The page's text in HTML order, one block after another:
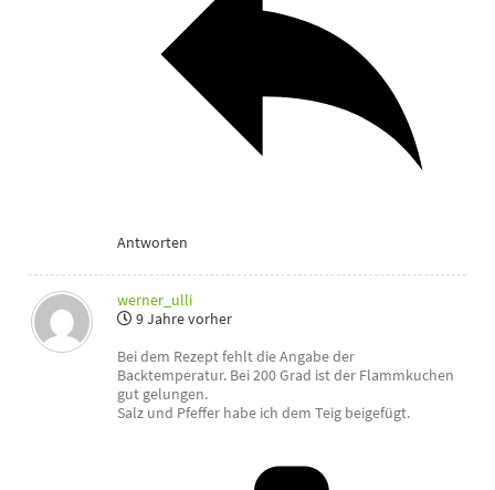
Antworten
werner_ulli
9 Jahre vorher
Bei dem Rezept fehlt die Angabe der
Backtemperatur. Bei 200 Grad ist der Flammkuchen
gut gelungen.
Salz und Pfeffer habe ich dem Teig beigefügt.